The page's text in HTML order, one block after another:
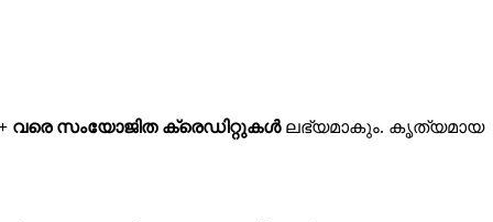
വരെ സംയോജിത ക്രെഡിറ്റുകൾലഭ്യമാകും. കൃത്യമായ